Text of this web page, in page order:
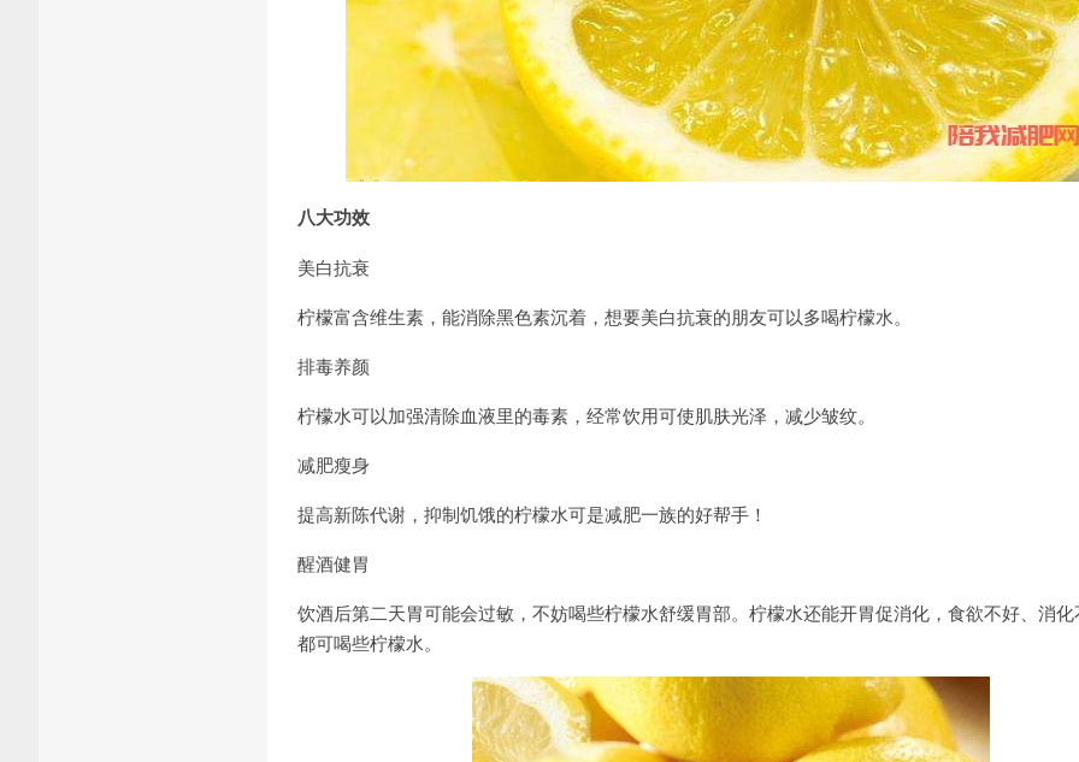
八大功效
美白抗衰
柠檬富含维生素，能消除黑色素沉着，想要美白抗衰的朋友可以多喝柠檬水。
排毒养颜
柠檬水可以加强清除血液里的毒素，经常饮用可使肌肤光泽，减少皱纹。
减肥瘦身
提高新陈代谢，抑制饥饿的柠檬水可是减肥一族的好帮手！
醒酒健胃
饮酒后第二天胃可能会过敏，不妨喝些柠檬水舒缓胃部。柠檬水还能开胃促消化，食欲不好、消
都可喝些柠檬水。